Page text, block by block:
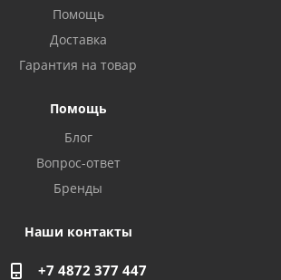
Помощь
Доставка
Гарантия на товар
Помощь
Блог
Вопрос-ответ
Бренды
Наши контакты
+7 4872 377 447